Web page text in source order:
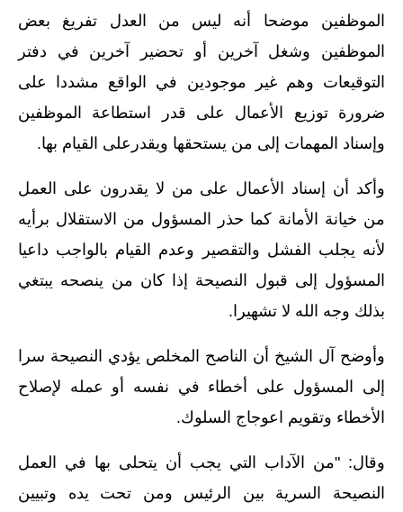
الموظفين موضحا أنه ليس من العدل تفريغ بعض
الموظفين وشغل آخرين أو تحضير آخرين في دفتر
التوقيعات وهم غير موجودين في الواقع مشددا على
ضرورة توزيع الأعمال على قدر استطاعة الموظفين
وإسناد المهمات إلى من يستحقها ويقدرعلى القيام بها.
وأكد أن إسناد الأعمال على من لا يقدرون على العمل
من خيانة الأمانة كما حذر المسؤول من الاستقلال برأيه
لأنه يجلب الفشل والتقصير وعدم القيام بالواجب داعيا
المسؤول إلى قبول النصيحة إذا كان من ينصحه يبتغي
بذلك وجه الله لا تشهيرا.
وأوضح آل الشيخ أن الناصح المخلص يؤدي النصيحة سرا
إلى المسؤول على أخطاء في نفسه أو عمله لإصلاح
الأخطاء وتقويم اعوجاج السلوك.
وقال: "من الآداب التي يجب أن يتحلى بها في العمل
النصيحة السرية بين الرئيس ومن تحت يده وتبيين